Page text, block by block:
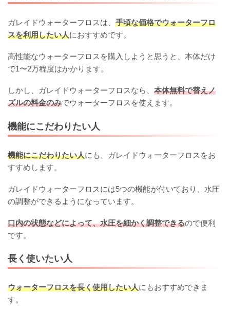
ガレイドウォーターフロスは、 手頃な価格でウォーターフロ
スを利用したい人におすすめです。
高性能なウォーターフロスを購入しようと思うと、本体だけ
で1〜2万程度はかかります。
しかし、ガレイドウォーターフロスなら、 本体無料で替えノ
ズルの料金のみでウォーターフロスを使えます。
機能にこだわりたい人
機能にこだわりたい人にも、ガレイドウォーターフロスをお
すすめします。
ガレイドウォーターフロスには5つの機能が付いており、水圧
の調整ができるようになっています。
口内の状態などによって、水圧を細かく調整できるので便利
です。
長く使いたい人
ウォーターフロスを長く使用したい人にもおすすめできま
す。